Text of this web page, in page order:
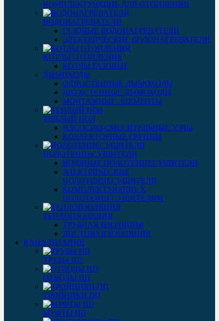
КОМПЛЕКТУЮЩИЕ ДЛЯ ОТОПЛЕНИЯ
ВОДОНАГРЕВАТЕЛИ
ГАЗОВЫЕ ВОДОНАГРЕВАТЕЛИ
ЭЛЕКТРИЧЕСКИЕ ВОДОНАГРЕВАТЕЛИ
КОТЛЫ ОТОПЛЕНИЯ
КОТЛЫ ГАЗОВЫЕ
ДЫМОХОДЫ
ОДНОСТЕННЫЕ ДЫМОХОДЫ
ДВУХСТЕННЫЕ ДЫМОХОДЫ
МОНТАЖНЫЕ ЭЛЕМЕНТЫ
ТЕПЛЫЙ ПОЛ
НАСОСНО-СМЕСИТЕЛЬНЫЕ УЗЛЫ
КОЛЛЕКТОРНЫЕ ГРУППЫ
ПОЛОТЕНЦЕСУШИТЕЛИ
ВОДЯНЫЕ ПОЛОТЕНЦЕСУШИТЕЛИ
ЭЛЕКТРИЧЕСКИЕ
ПОЛОТЕНЦЕСУШИТЕЛИ
КОМПЛЕКТУЮЩИЕ К
ПОЛОТЕНЦЕСУШИТЕЛЯМ
ТЕПЛОИЗОЛЯЦИЯ
ТРУБНАЯ ИЗОЛЯЦИЯ
ЛИСТОВАЯ ИЗОЛЯЦИЯ
КАНАЛИЗАЦИЯ
ТРУБЫ ПП
ОТВОДЫ ПП
ТРОЙНИКИ ПП
МУФТЫ ПП